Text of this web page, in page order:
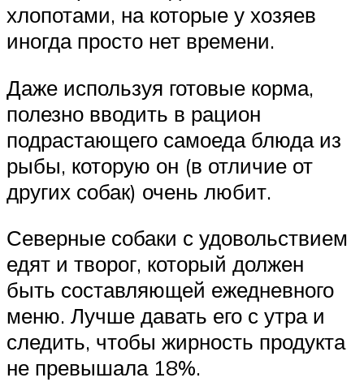
хлопотами, на которые у хозяев
иногда просто нет времени.
Даже используя готовые корма,
полезно вводить в рацион
подрастающего самоеда блюда из
рыбы, которую он (в отличие от
других собак) очень любит.
Северные собаки с удовольствием
едят и творог, который должен
быть составляющей ежедневного
меню. Лучше давать его с утра и
следить, чтобы жирность продукта
не превышала 18%.